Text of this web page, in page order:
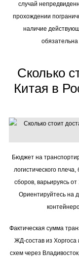
случай
прохождении
наличие
Сколько
Китая в
Бюджет на
логистического
сборов, варьируясь
Ориентируйтесь на
Фактическая сумма
ЖД-состав из
схем через